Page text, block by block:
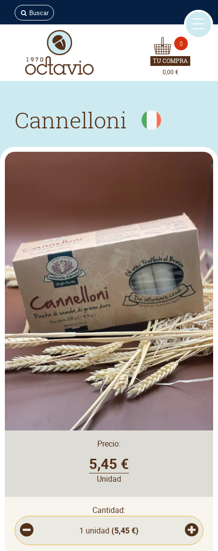
Buscar
0
TU COMPRA
0,00 €
Cannelloni
Precio:
5,45 €
Unidad
Cantidad:
1 unidad (5,45 €)